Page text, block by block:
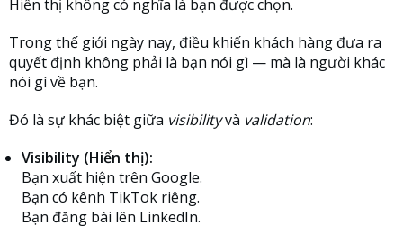
Hiển thị không có nghĩa là bạn được chọn.
Trong thế giới ngày nay, điều khiến khách hàng đưa ra
quyết định không phải là bạn nói gì — mà là người khác
nói gì về bạn.
Đó là sự khác biệt giữa visibilityvà validation:
Visibility (Hiển thị):
Bạn xuất hiện trên Google.
Bạn có kênh TikTok riêng.
Bạn đăng bài lên LinkedIn.